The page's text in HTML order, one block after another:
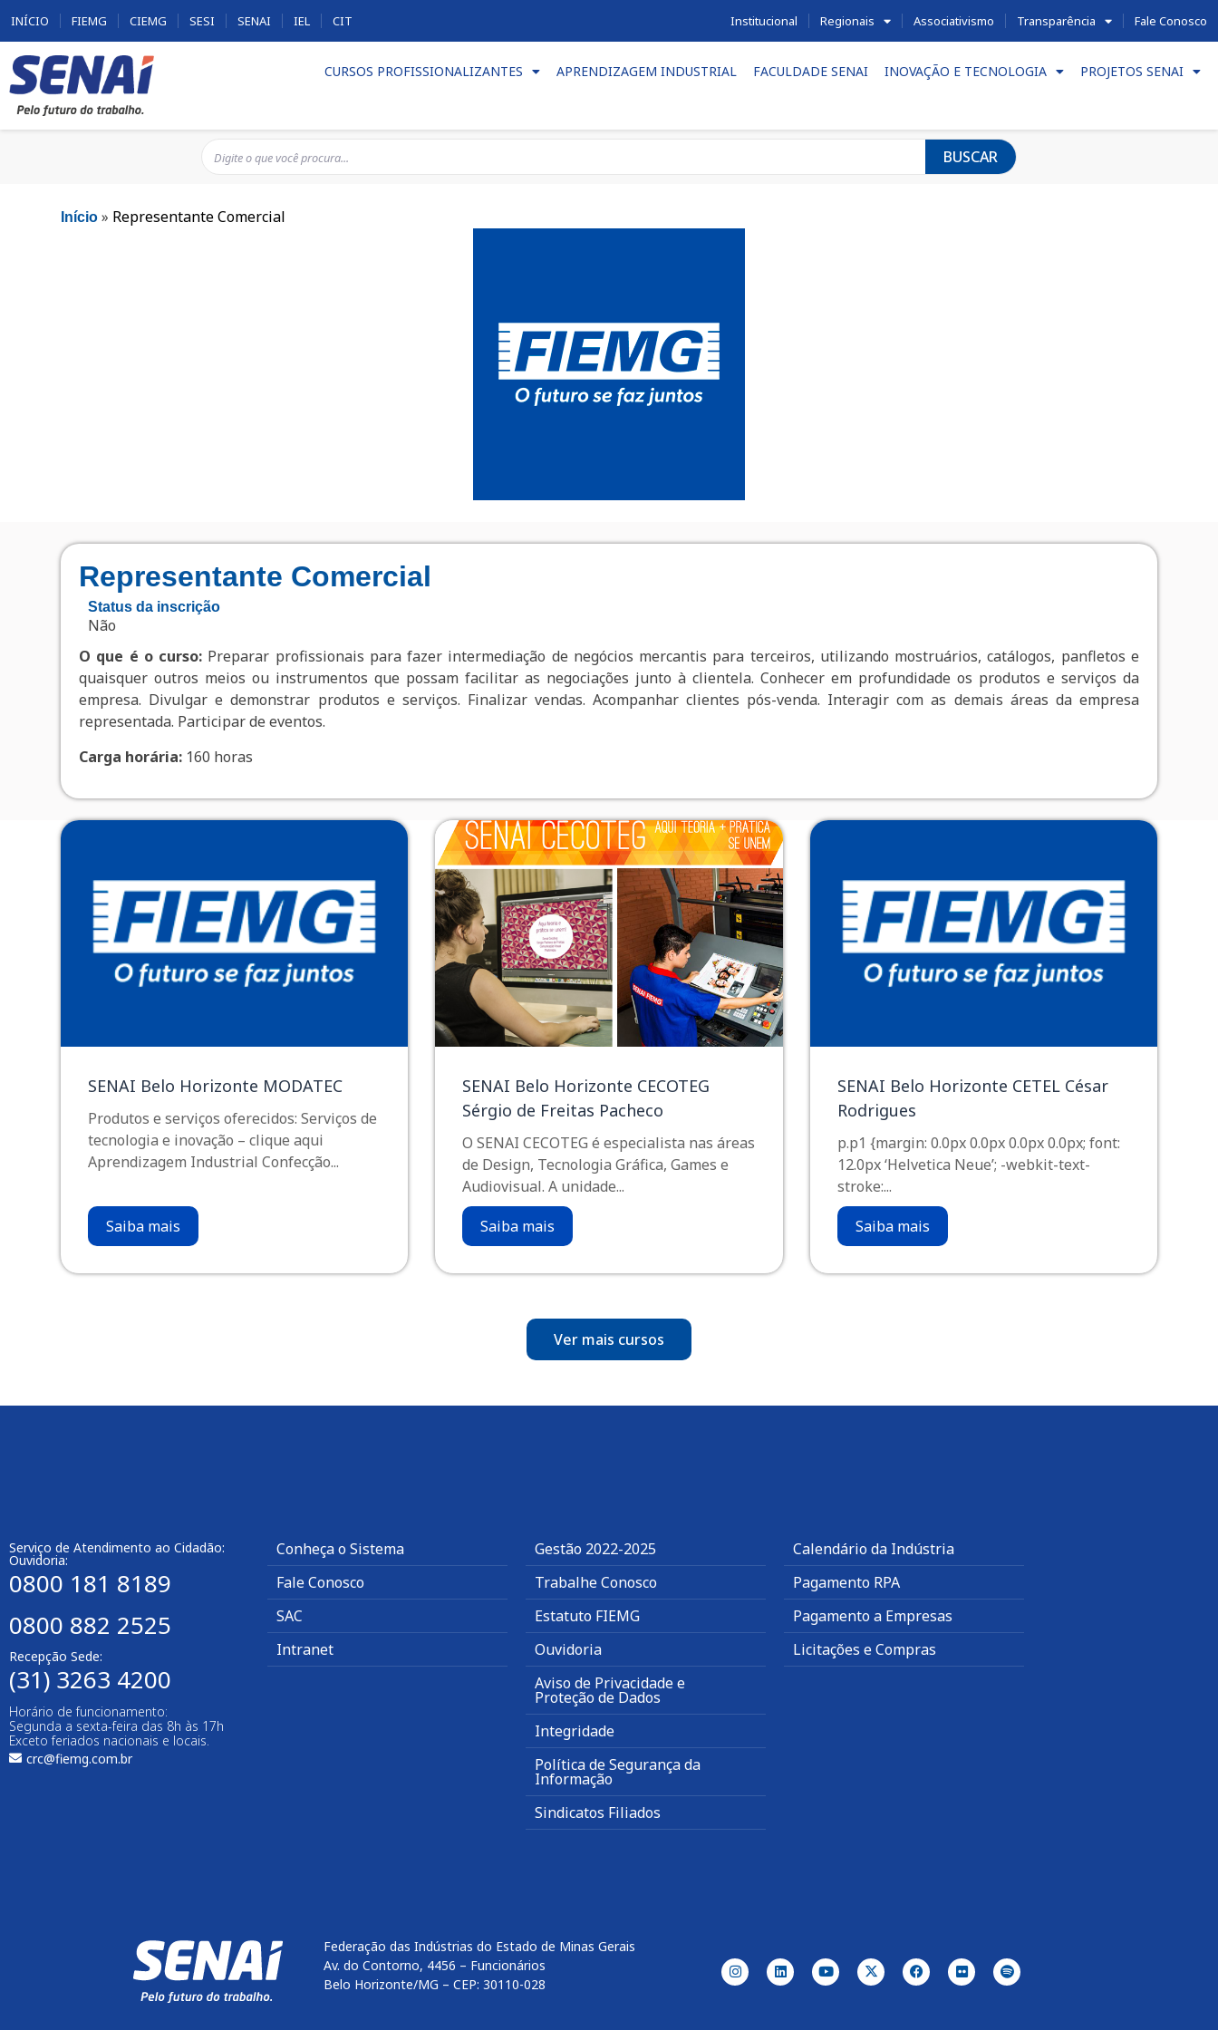
INÍCIO FIEMG CIEMG SESI SENAI IEL CIT Institucional Regionais Associativismo Transparência Fale Conosco
CURSOS PROFISSIONALIZANTES APRENDIZAGEM INDUSTRIAL FACULDADE SENAI INOVAÇÃO E TECNOLOGIA PROJETOS SENAI
BUSCAR
Início » Representante Comercial
Representante Comercial
Status da inscrição
Não
O que é o curso: Preparar profissionais para fazer intermediação de negócios mercantis para terceiros, utilizando mostruários, catálogos, panfletos e
quaisquer outros meios ou instrumentos que possam facilitar as negociações junto à clientela. Conhecer em profundidade os produtos e serviços da
empresa. Divulgar e demonstrar produtos e serviços. Finalizar vendas. Acompanhar clientes pós-venda. Interagir com as demais áreas da empresa
representada. Participar de eventos.
Carga horária: 160 horas
SENAI Belo Horizonte MODATEC
Produtos e serviços oferecidos: Serviços de
tecnologia e inovação – clique aqui
Aprendizagem Industrial Confecção...
Saiba mais
SENAI Belo Horizonte CECOTEG
Sérgio de Freitas Pacheco
O SENAI CECOTEG é especialista nas áreas
de Design, Tecnologia Gráfica, Games e
Audiovisual. A unidade...
Saiba mais
SENAI Belo Horizonte CETEL César
Rodrigues
p.p1 {margin: 0.0px 0.0px 0.0px 0.0px; font:
12.0px ‘Helvetica Neue’; -webkit-text-
stroke:...
Saiba mais
Ver mais cursos
Serviço de Atendimento ao Cidadão:
Ouvidoria:
0800 181 8189
0800 882 2525
Recepção Sede:
(31) 3263 4200
Horário de funcionamento:
Segunda a sexta-feira das 8h às 17h
Exceto feriados nacionais e locais.
crc@fiemg.com.br
Conheça o Sistema
Fale Conosco
SAC
Intranet
Gestão 2022-2025
Trabalhe Conosco
Estatuto FIEMG
Ouvidoria
Aviso de Privacidade e
Proteção de Dados
Integridade
Política de Segurança da
Informação
Sindicatos Filiados
Calendário da Indústria
Pagamento RPA
Pagamento a Empresas
Licitações e Compras
Federação das Indústrias do Estado de Minas Gerais
Av. do Contorno, 4456 – Funcionários
Belo Horizonte/MG – CEP: 30110-028